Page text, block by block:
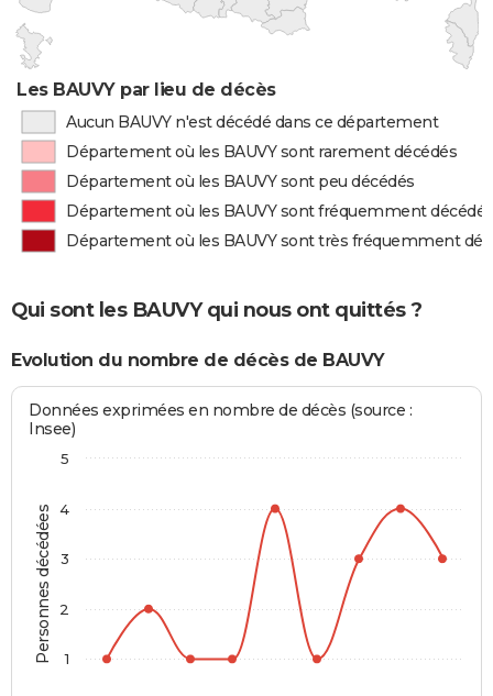
Les BAUVY par lieu de décès
Aucun BAUVY n'est décédé dans ce département
Département où les BAUVY sont rarement décédés
Département où les BAUVY sont peu décédés
Département où les BAUVY sont fréquemment décédés
Département où les BAUVY sont très fréquemment
Qui sont les BAUVY qui nous ont quittés ?
Evolution du nombre de décès de BAUVY
Personnes décédées
Données exprimées en nombre de décès (source :
Insee)
1
2
3
4
5